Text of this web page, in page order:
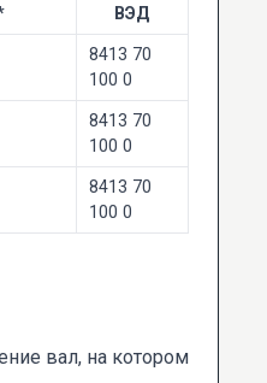
ВЭД
8413 70
100 0
8413 70
100 0
8413 70
100 0
вал, на котором